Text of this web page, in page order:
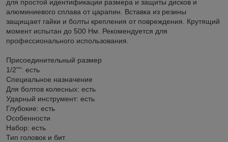
для простой идентификации размера и защиты дисков и
алюминиевого сплава от царапин. Вставка из резины
защищает гайки и болты крепления от повреждения. Крутящий
момент испытан до 500 Нм. Рекомендуется для
профессионального использования.
Присоединительный размер
1/2"": есть
Специальное назначение
Для болтов колесных: есть
Ударный инструмент: есть
Глубокие: есть
Особенности
Набор: есть
Тип головок и бит